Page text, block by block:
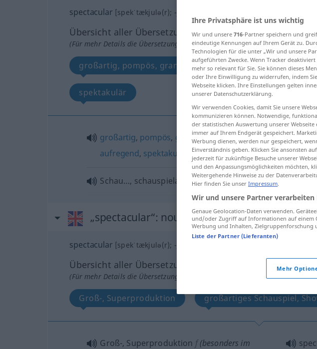
spectacular [spekˈtækjulə(r); -jə-]
Übersicht aller Übersetzungen
(Für mehr Details die Übersetzung anklicken/antippen)
großartig, pompös, grandios, sensationell, aufregend
spektakulär
großartig, pompös, grandios ,sensationell,
aufregend, spektakulär
Schau…, schauspielartig
„spectacular“: noun
spectacular [spekˈtækjulə(r); -jə-]
Übersicht aller Übersetzungen
(Für mehr Details die Übersetzung anklicken/antippen)
Groß-, Superproduktion großartiges Schauspiel,
Groß-, Superproduktion f(besonders im
Ihre Privatsphäre ist uns wichtig
Wir und unsere 716-Partner speichern und
eindeutige Kennungen auf Ihrem Gerät zu.
Technologien für die unter „Wir und unsere
aufgeführten Zwecke. Wenn Tracker
mehr so relevant für Sie. Sie können dieses
oder Ihre Einwilligung zu widerrufen, indem
Webseite klicken. Ihre Einstellungen gelten
unserer Datenschutzerklärung.
Wir verwenden Cookies, damit Sie unsere
kommunizieren können. Notwendige,
der statistischen Auswertung unserer
immer auf Ihrem Endgerät gespeichert.
Werbung dienen, werden nur gespeichert,
Einverständnis geben. Klicken Sie ansonsten
jederzeit für zukünftige Besuche unserer
und den Anpassungsmöglichkeiten möchten,
Weitergehende Hinweise zu der
Hier finden Sie unser Impressum.
Wir und unsere Partner
Genaue Geolocation-Daten verwenden.
und/oder Zugriff auf Informationen auf einem
Werbung und Inhalten, Zielgruppenforschung
Liste der Partner (Lieferanten)
Mehr